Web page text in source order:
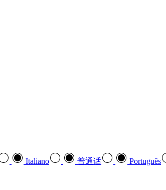
Italiano 普通话 Português